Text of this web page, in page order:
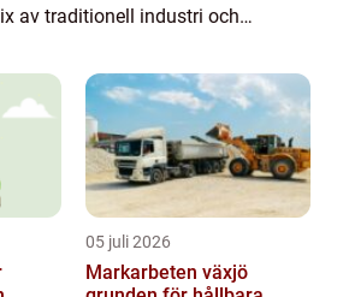
av traditionell industri och
05 juli 2026
Markarbeten växjö